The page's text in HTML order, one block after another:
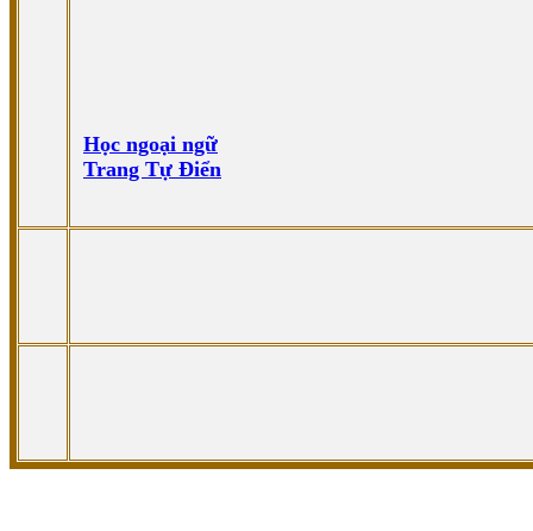
Học ngoại ngữ
Trang Tự Điển